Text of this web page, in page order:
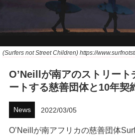
(Surfers not Street Children) https://
O’Neillが南アのストリート
ートする慈善団体と10年契
News 2022/03/05
O’Neillが南アフリカの慈善団体
ニュース
製品情報
特集
試合
ホリデースタイル